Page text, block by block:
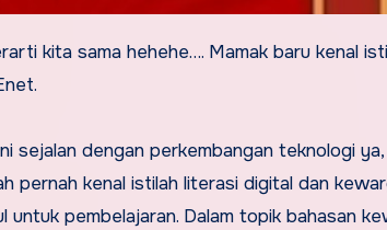
sejalan dengan perkembangan teknologi
pernah kenal istilah literasi digital dan
untuk pembelajaran. Dalam topik bahasan